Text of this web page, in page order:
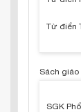
Từ điển
Sách giáo
SGK